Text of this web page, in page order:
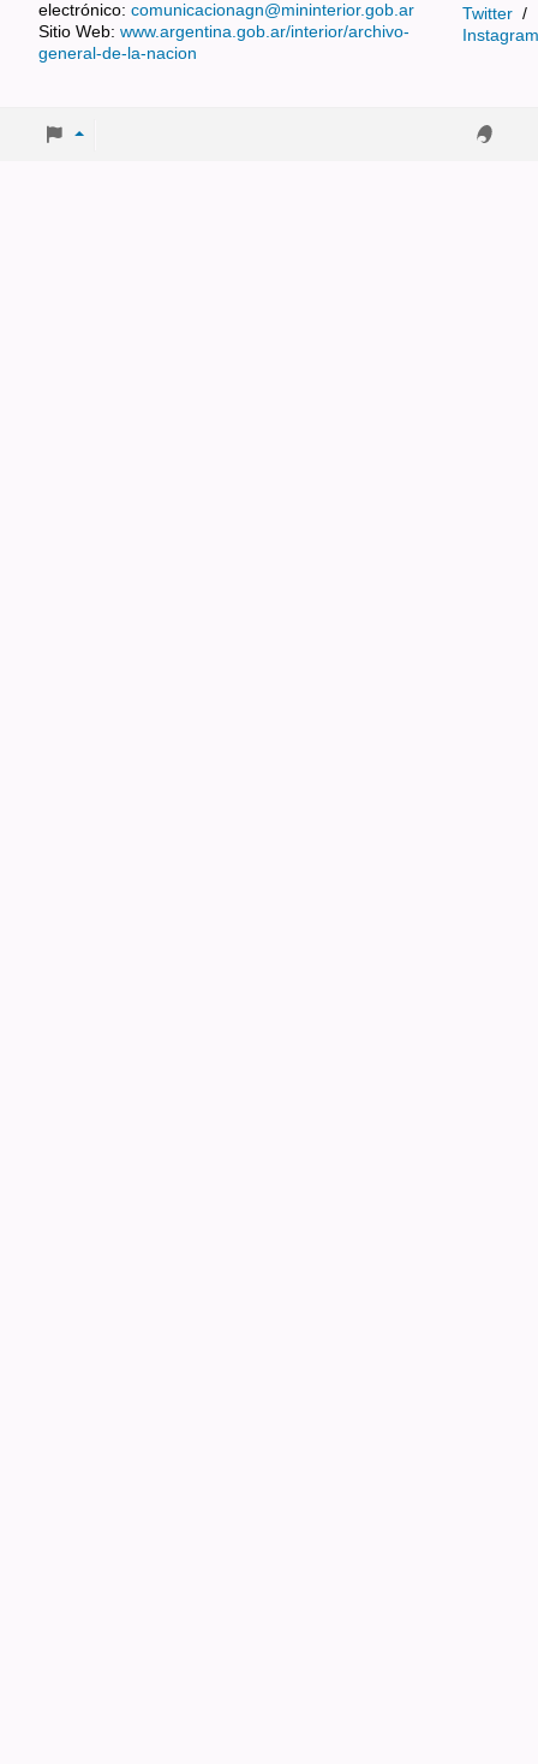
electrónico: comunicacionagn@mininterior.gob.ar
Sitio Web: www.argentina.gob.ar/interior/archivo-
general-de-la-nacion
Twitter /
Instagram